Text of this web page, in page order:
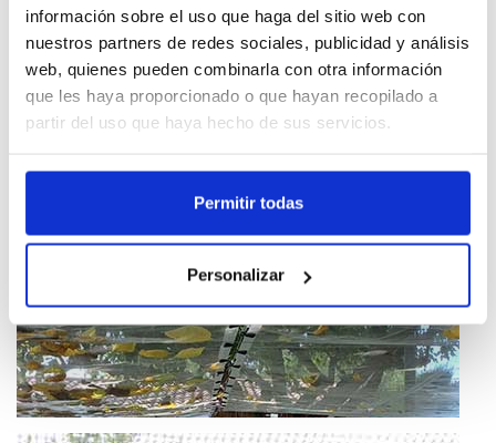
información sobre el uso que haga del sitio web con
nuestros partners de redes sociales, publicidad y análisis
web, quienes pueden combinarla con otra información
que les haya proporcionado o que hayan recopilado a
partir del uso que haya hecho de sus servicios.
Permitir todas
Personalizar